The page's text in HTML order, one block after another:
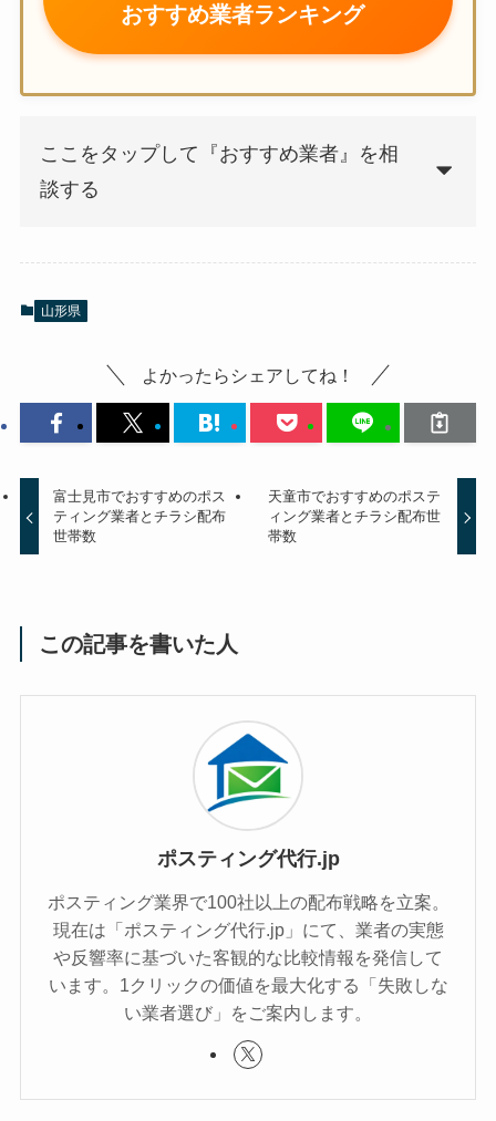
おすすめ業者ランキング
ここをタップして『おすすめ業者』を相
談する
山形県
よかったらシェアしてね！
富士見市でおすすめのポス
ティング業者とチラシ配布
世帯数
天童市でおすすめのポステ
ィング業者とチラシ配布世
帯数
この記事を書いた人
ポスティング代行.jp
ポスティング業界で100社以上の配布戦略を立案。
現在は「ポスティング代行.jp」にて、業者の実態
や反響率に基づいた客観的な比較情報を発信して
います。1クリックの価値を最大化する「失敗しな
い業者選び」をご案内します。